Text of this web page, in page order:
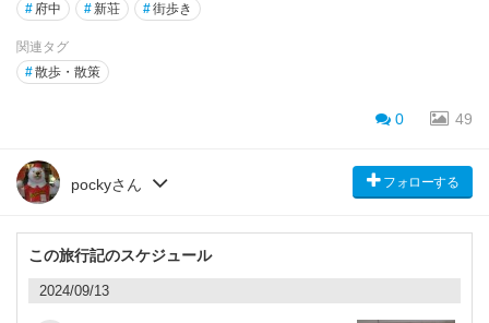
# 府中 #新荘 #街歩き
関連タグ
#散歩・散策
0 49
pockyさん フォローする
この旅行記のスケジュール
2024/09/13